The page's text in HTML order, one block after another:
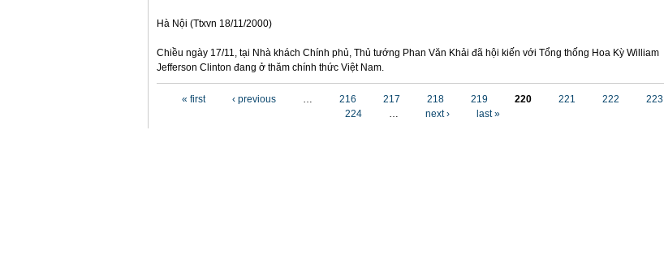
Hà Nội (Ttxvn 18/11/2000)
Chiều ngày 17/11, tại Nhà khách Chính phủ, Thủ tướng Phan Văn Khải đã hội kiến với Tổng thống Hoa Kỳ William
Jefferson Clinton đang ở thăm chính thức Việt Nam.
« first ‹ previous … 216 217 218 219 220 221 222
223
224
… next › last »